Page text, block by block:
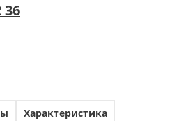
36
Характеристика